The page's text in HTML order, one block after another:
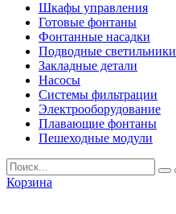
Шкафы управления
Готовые фонтаны
Фонтанные насадки
Подводные светильники
Закладные детали
Насосы
Системы фильтрации
Электрооборудование
Плавающие фонтаны
Пешеходные модули
Корзина